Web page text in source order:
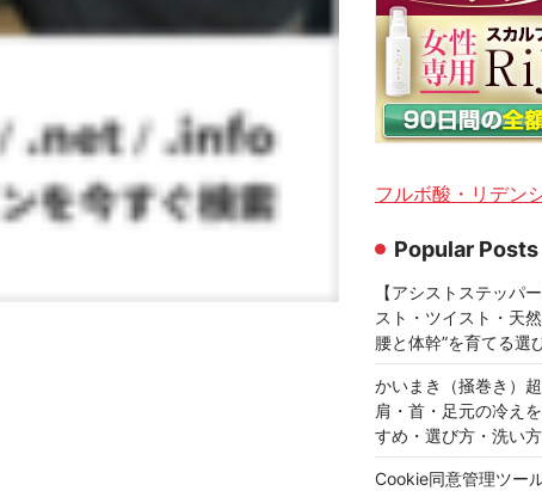
フルボ酸・リデン
Popular Posts
【アシストステッパ
スト・ツイスト・天
腰と体幹”を育てる選
かいまき（掻巻き）
肩・首・足元の冷え
すめ・選び方・洗い
Cookie同意管理ツー